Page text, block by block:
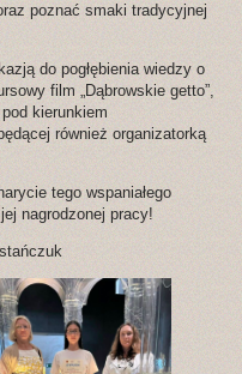
poznać smaki tradycyjnej
do pogłębienia wiedzy o
film „Dąbrowskie getto”,
kierunkiem
również organizatorką
tego wspaniałego
nagrodzonej pracy!